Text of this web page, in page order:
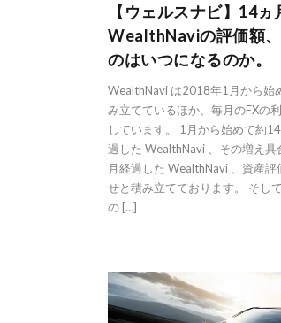
【ウェルスナビ】14ヵ
WealthNaviの評価額
のはいつになるのか。
WealthNavi は2018年1月から始
み立てているほか、毎月のFXの
しています。 1月から始めて約
過した WealthNavi 、その増え
月経過した WealthNavi 、資産
せと積み立てております。 そし
の […]